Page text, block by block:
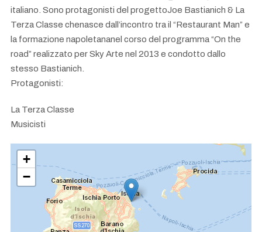
italiano. Sono protagonisti del progettoJoe Bastianich & La
Terza Classe chenasce dall’incontro tra il “Restaurant Man” e
la formazione napoletananel corso del programma “On the
road” realizzato per Sky Arte nel 2013 e condotto dallo
stesso Bastianich.
Protagonisti:
La Terza Classe
Musicisti
+
−